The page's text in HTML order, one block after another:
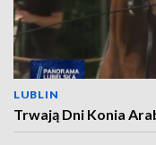
LUBLIN
Trwają Dni Konia